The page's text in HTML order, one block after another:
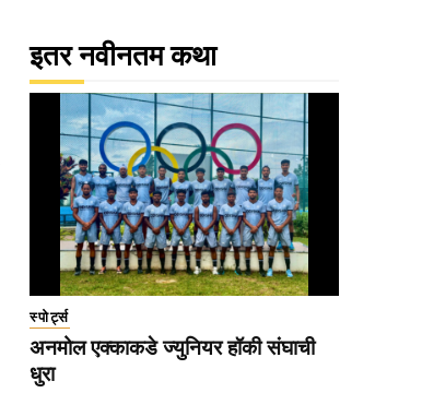
इतर नवीनतम कथा
स्पोर्ट्स
अनमोल एक्काकडे ज्युनियर हॉकी संघाची
धुरा